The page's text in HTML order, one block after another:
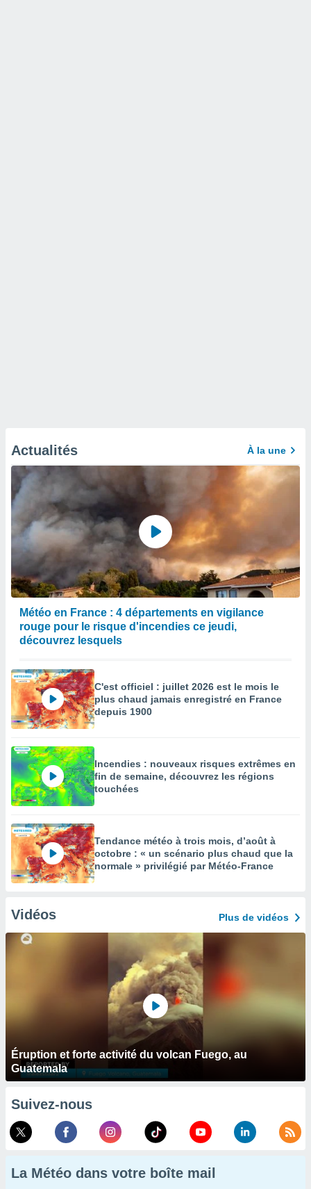
Actualités À la une
Météo en France : 4 départements en vigilance
rouge pour le risque d'incendies ce jeudi,
découvrez lesquels
C'est officiel : juillet 2026 est le mois le
plus chaud jamais enregistré en France
depuis 1900
Incendies : nouveaux risques extrêmes en
fin de semaine, découvrez les régions
touchées
Tendance météo à trois mois, d’août à
octobre : « un scénario plus chaud que la
normale » privilégié par Météo-France
Vidéos Plus de vidéos
Éruption et forte activité du volcan Fuego, au
Guatemala
Suivez-nous
La Météo dans votre boîte mail